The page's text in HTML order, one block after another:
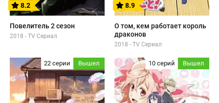
8.2
Повелитель 2 сезон
2018 - TV Сериал
8.9
О том, кем работает король
драконов
2018 - TV Сериал
22 серии Вышел 10 серий Вышел